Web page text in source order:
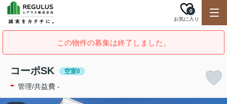
お気に入り
0
この物件の募集は終了しました。
コーポSK 空室0
- 管理/共益費 -